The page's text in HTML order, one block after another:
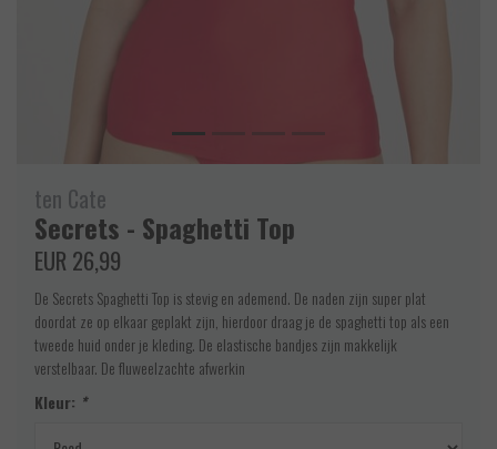
ten Cate
Secrets - Spaghetti Top
EUR 26,99
De Secrets Spaghetti Top is stevig en ademend. De naden zijn super plat
doordat ze op elkaar geplakt zijn, hierdoor draag je de spaghetti top als een
tweede huid onder je kleding. De elastische bandjes zijn makkelijk
verstelbaar. De fluweelzachte afwerkin
Kleur: *